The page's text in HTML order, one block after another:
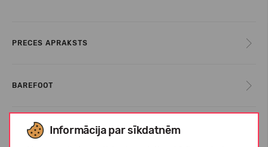
Informācija par sīkdatnēm
PRECES APRAKSTS
BAREFOOT
IZMĒRU TABULA